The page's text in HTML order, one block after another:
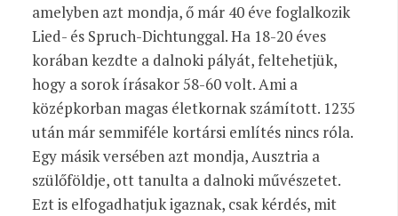
amelyben azt mondja, ő már 40 éve foglalkozik
Lied- és Spruch-Dichtunggal. Ha 18-20 éves
korában kezdte a dalnoki pályát, feltehetjük,
hogy a sorok írásakor 58-60 volt. Ami a
középkorban magas életkornak számított. 1235
után már semmiféle kortársi említés nincs róla.
Egy másik versében azt mondja, Ausztria a
szülőföldje, ott tanulta a dalnoki művészetet.
Ezt is elfogadhatjuk igaznak, csak kérdés, mit